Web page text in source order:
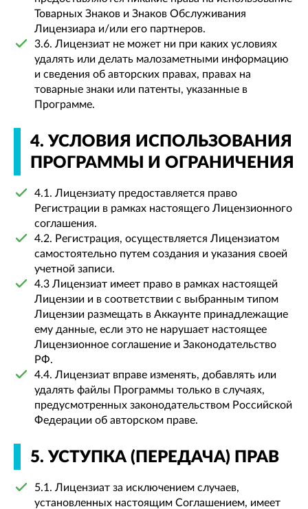
Товарных Знаков и Знаков Обслуживания
Лицензиара и/или его партнеров.
3.6. Лицензиат не может ни при каких условиях
удалять или делать малозаметными информацию
и сведения об авторских правах, правах на
товарные знаки или патенты, указанные в
Программе.
4. УСЛОВИЯ ИСПОЛЬЗОВАНИЯ
ПРОГРАММЫ И ОГРАНИЧЕНИЯ
4.1. Лицензиату предоставляется право
Регистрации в рамках настоящего Лицензионного
соглашения.
4.2. Регистрация, осуществляется Лицензиатом
самостоятельно путем создания и указания своей
учетной записи.
4.3 Лицензиат имеет право в рамках настоящей
Лицензии и в соответствии с выбранным типом
Лицензии размещать в Аккаунте принадлежащие
ему данные, если это не нарушает настоящее
Лицензионное соглашение и Законодательство
РФ.
4.4. Лицензиат вправе изменять, добавлять или
удалять файлы Программы только в случаях,
предусмотренных законодательством Российской
Федерации об авторском праве.
5. УСТУПКА (ПЕРЕДАЧА) ПРАВ
5.1. Лицензиат за исключением случаев,
установленных настоящим Соглашением, имеет